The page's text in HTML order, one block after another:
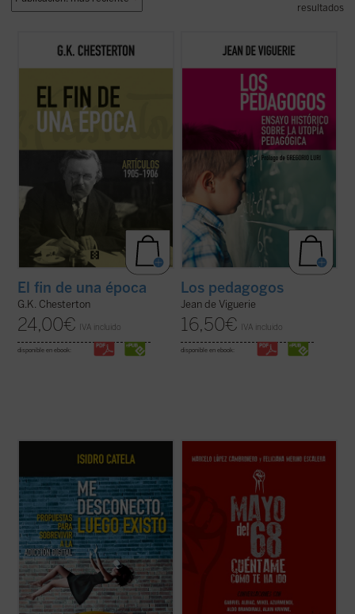
resultados
Este volumen, realizado en colaboración
con el Club Chesterton de la Universidad
estos tiempos de desconcierto y asfixia, el
vigor y la cordura ...
(ver ficha)
El fin de una época
G.K. Chesterton
24,00€ IVA incluido
disponible en ebook:
Jean de Viguerie ilumina a los padres sobre
lo que han hecho algunos de los más
como Freinet, Ferrière, Piaget, Meirieu:
desarrollar los sistemas utópicos
propuestos hace siglos por pensadores
(ver ficha)
Los pedagogos
Jean de Viguerie
16,50€ IVA incluido
disponible en ebook:
La escena en la que un grupo de jóvenes (o
no tan jóvenes) ha quedado a tomar unas
cerviz agachada, permanecen
whatsappeando
cada uno por su lado, se
nos ha hecho por desgracia habitual. No es
...(ver ficha)
conversaciones con relevantes
personalidades españolas y europeas
(protagonistas todas ellas de aquellos
acontecimientos), diferentes aspectos
fundamentales de aquel frenético mes de
mayo, tales como la experiencia ...